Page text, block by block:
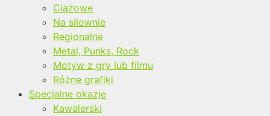
Ciążowe
Na siłownie
Regionalne
Metal, Punks, Rock
Motyw z gry lub filmu
Różne grafiki
Specjalne okazje
Kawalerski